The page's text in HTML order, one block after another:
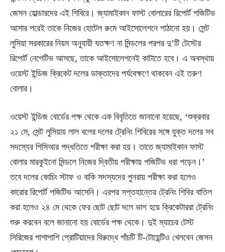
জেসন হোল্ডারদের এই শিবিরে। জ্যামাইকান ফাস্ট বোলারের রিপোর্ট পজিটিভ
আসার পরেই তাকে নিজের হোটেল রুমে আইসোলেশনে পাঠানো হয়। সেন্ট
লুসিয়া সরকারের নিয়ম অনুযায়ী যতক্ষণ না মিন্ডলের পরপর দু’টি টেস্টের
রিপোর্ট নেগেটিভ আসছে, তাকে আইসোলেশনেই কাটাতে হবে। এ অবস্থায়
ওয়েস্ট ইন্ডিজ ক্রিকেট দলের ডাক্তাদের পর্যবেক্ষণে থাকবেন এই তরুণ
বোলার।
ওয়েস্ট ইন্ডিজ বোর্ডের পক্ষ থেকে এক বিবৃতিতে জানানো হয়েছে, ‘শুক্রবার
২১ মে, সেন্ট লুসিয়ায় লাল বলের দলের ট্রেনিং শিবিরের সঙ্গে যুক্ত দলের সব
সদস্যের পিসিআর পদ্ধতিতে পরীক্ষা করা হয়। তাতে জ্যামাইকান ফাস্ট
বোলার মারকুইনো মিন্ডলে নিজের দ্বিতীয় পরীক্ষায় পজিটিভ ধরা পড়েন।’
তবে দলের কোচিং স্টাফ ও বাকি সদস্যদের পুনরায় পরীক্ষা করা হলেও
কারোর রিপোর্ট পজিটিভ আসেনি। এরপর সপ্তহান্তের ট্রেনিং শিবির বাতিল
করা হলেও ২৪ মে থেকে ফের ছোট ছোট দলে ভাগ হয়ে ক্রিকেটাররা ট্রেনিং
শুরু করবেন বলে জানানো হয় বোর্ডের পক্ষ থেকে। দুই ম্যাচের টেস্ট
সিরিজের পাশাপাশি প্রোটিয়াদের বিরুদ্ধে পাঁচটি টি-টোয়েন্টিও খেলবেন জেসন